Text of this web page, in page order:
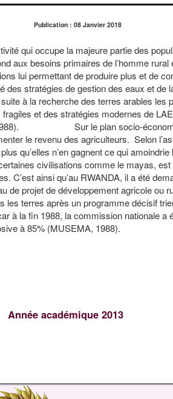
Publication : 08 Janvier 2018
qui occupe la majeure partie des
aux besoins primaires de l’homme
lui permettant de produire
des stratégies de gestion des eaux et de
à la recherche des terres arables les
et des stratégies modernes de
1988). Sur le plan socio-
le revenu des agriculteurs. Selon
qu’elles n’en gagnent ce qui
civilisations comme le mayas,
C’est ainsi qu’au RWANDA, il a été
de projet de développement agricole ou
les terres après un programme décisif
à la fin 1988, la commission nationale a
à 85% (MUSEMA, 1988).
Année académique 2013